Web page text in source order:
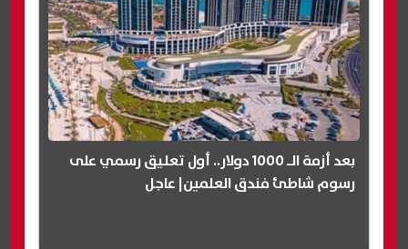
بعد أزمة الـ 1000 دولار.. أول تعليق رسمي على
رسوم شاطئ فندق العلمين| عاجل